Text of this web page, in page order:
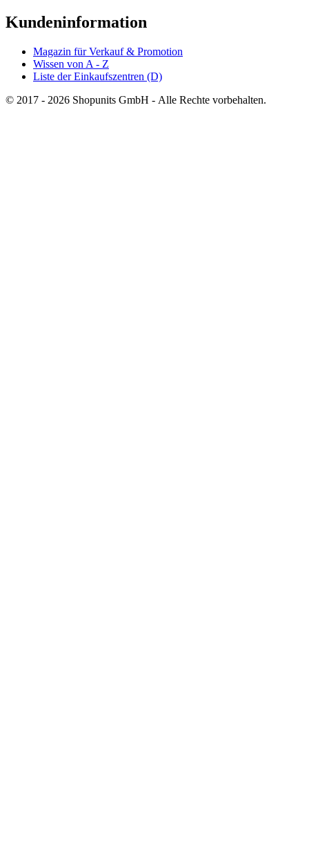
Kundeninformation
Magazin für Verkauf & Promotion
Wissen von A - Z
Liste der Einkaufszentren (D)
© 2017 - 2026 Shopunits GmbH - Alle Rechte vorbehalten.